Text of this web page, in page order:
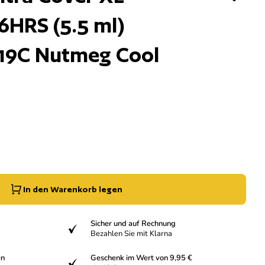
(5.5 ml)
Nutmeg Cool
der Menge für
erhöhen für
In den Warenkorb legen
verifiziert
Sicher und auf Rechnung
Bezahlen Sie mit Klarna
Geschenk im Wert von 9,95 €